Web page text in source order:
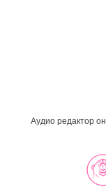
Аудио редактор